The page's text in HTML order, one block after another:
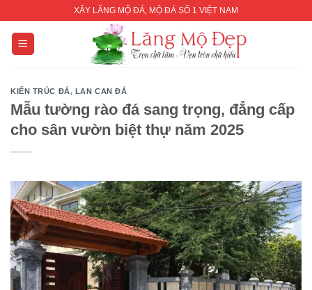
content
XÂY LĂNG MỘ ĐÁ, MỘ ĐÁ SỐ 1 VIỆT NAM
KIẾN TRÚC ĐÁ, LAN CAN ĐÁ
Mẫu tường rào đá sang trọng, đẳng cấp
cho sân vườn biệt thự năm 2025